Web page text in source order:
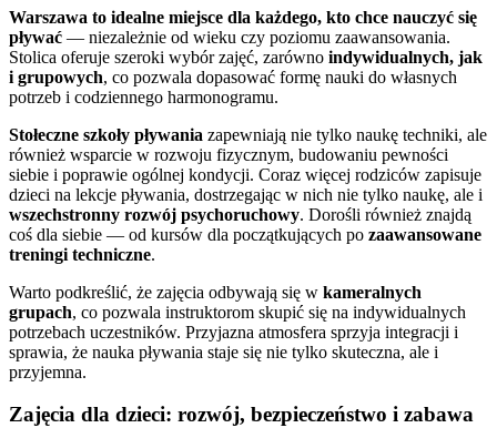
Warszawa to idealne miejsce dla każdego, kto chce nauczyć się
pływać — niezależnie od wieku czy poziomu zaawansowania.
Stolica oferuje szeroki wybór zajęć, zarówno indywidualnych, jak
i grupowych, co pozwala dopasować formę nauki do własnych
potrzeb i codziennego harmonogramu.
Stołeczne szkoły pływania zapewniają nie tylko naukę techniki, ale
również wsparcie w rozwoju fizycznym, budowaniu pewności
siebie i poprawie ogólnej kondycji. Coraz więcej rodziców zapisuje
dzieci na lekcje pływania, dostrzegając w nich nie tylko naukę, ale i
wszechstronny rozwój psychoruchowy. Dorośli również znajdą
coś dla siebie — od kursów dla początkujących po zaawansowane
treningi techniczne.
Warto podkreślić, że zajęcia odbywają się w kameralnych
grupach, co pozwala instruktorom skupić się na indywidualnych
potrzebach uczestników. Przyjazna atmosfera sprzyja integracji i
sprawia, że nauka pływania staje się nie tylko skuteczna, ale i
przyjemna.
Zajęcia dla dzieci: rozwój, bezpieczeństwo i zabawa